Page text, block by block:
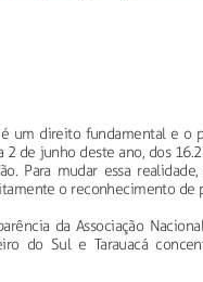
um direito fundamental e o
de junho deste ano, dos
Para mudar essa
o reconhecimento de
da Associação
do Sul e Tarauacá